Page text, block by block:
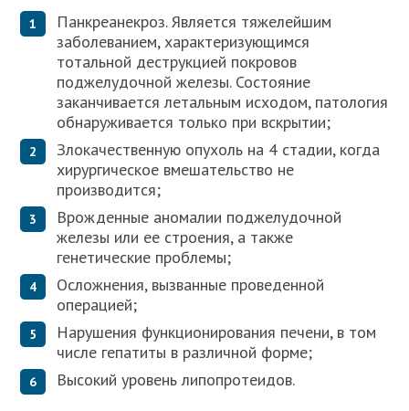
Панкреанекроз. Является тяжелейшим
заболеванием, характеризующимся
тотальной деструкцией покровов
поджелудочной железы. Состояние
заканчивается летальным исходом, патология
обнаруживается только при вскрытии;
Злокачественную опухоль на 4 стадии, когда
хирургическое вмешательство не
производится;
Врожденные аномалии поджелудочной
железы или ее строения, а также
генетические проблемы;
Осложнения, вызванные проведенной
операцией;
Нарушения функционирования печени, в том
числе гепатиты в различной форме;
Высокий уровень липопротеидов.